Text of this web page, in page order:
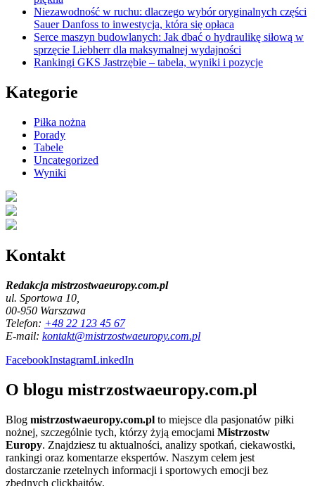
Niezawodność w ruchu: dlaczego wybór oryginalnych części
Sauer Danfoss to inwestycja, która się opłaca
Serce maszyn budowlanych: Jak dbać o hydraulikę siłową w
sprzęcie Liebherr dla maksymalnej wydajności
Rankingi GKS Jastrzębie – tabela, wyniki i pozycje
Kategorie
Piłka nożna
Porady
Tabele
Uncategorized
Wyniki
Kontakt
Redakcja mistrzostwaeuropy.com.pl
ul. Sportowa 10,
00-950 Warszawa
Telefon: +48 22 123 45 67
E-mail: kontakt@mistrzostwaeuropy.com.pl
FacebookInstagramLinkedIn
O blogu mistrzostwaeuropy.com.pl
Blog mistrzostwaeuropy.com.pl to miejsce dla pasjonatów piłki
nożnej, szczególnie tych, którzy żyją emocjami Mistrzostw
Europy. Znajdziesz tu aktualności, analizy spotkań, ciekawostki,
rankingi oraz komentarze ekspertów. Naszym celem jest
dostarczanie rzetelnych informacji i sportowych emocji bez
zbędnych clickbaitów.